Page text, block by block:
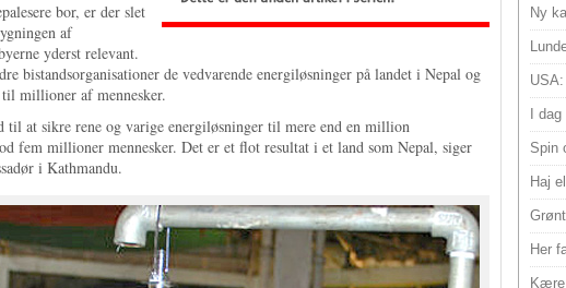
bor, er der slet
af
yderst relevant.
bistandsorganisationer de vedvarende energiløsninger på landet i Nepal og
millioner af mennesker.
at sikre rene og varige energiløsninger til mere end en million
fem millioner mennesker. Det er et flot resultat i et land som Nepal, siger
i Kathmandu.
Ny
I
Spin
Haj
Her